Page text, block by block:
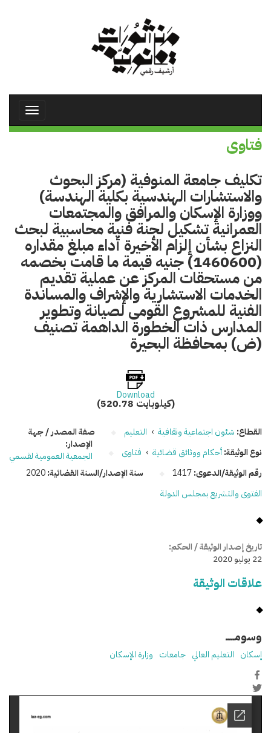
Toggle
فتاوى
تكليف جامعة المنوفية (مركز البحوث
والاستشارات الهندسية بكلية الهندسة)
ووزارة الإسكان والمرافق والمجتمعات
العمرانية تشكيل لجنة فنية محاسبية لبحث
النزاع بشأن إلزام الأخيرة أداء مبلغ مقداره
(1460600) جنيه قيمة ما قامت بخصمه
من مستحقات المركز عن عملية تقديم
الخدمات الاستشارية والإشراف والمساندة
الفنية للمشروع القومى لصيانة وتطوير
المدارس ذات الخطورة الداهمة تصنيف
(ض) بمحافظة البحيرة
Download
(520.78 كيلوبايت)
القطاع: شئون اجتماعية وثقافية › التعليم
نوع الوثيقة:أحكام ووثائق قضائية › فتاوى
رقم الوثيقة/الدعوى:1417 سنة الإصدار/السنة القضائية:2020
صفة المصدر / جهة
الإصدار:
الجمعية العمومية لقسمي
الفتوى والتشريع بمجلس الدولة
تاريخ إصدار الوثيقة / الحكم:
22 يوليو 2020
علاقات الوثيقة
وسومـــــ
إسكان التعليم العالي جامعات وزارة الإسكان